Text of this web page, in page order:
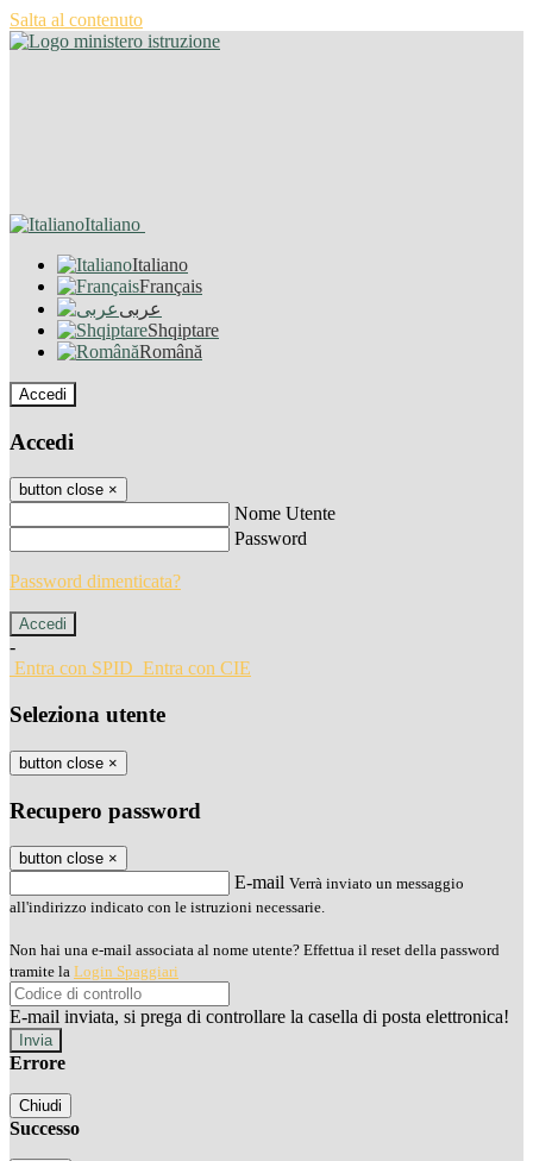
Salta al contenuto
Italiano
Italiano
Français
عربى
Shqiptare
Română
Accedi
Accedi
button close ×
Nome Utente
Password
Password dimenticata?
-
Entra con SPID Entra con CIE
Seleziona utente
button close ×
Recupero password
button close ×
E-mail Verrà inviato un messaggio
all'indirizzo indicato con le istruzioni necessarie.
Non hai una e-mail associata al nome utente? Effettua il reset della password
tramite la Login Spaggiari
E-mail inviata, si prega di controllare la casella di posta elettronica!
Errore
Chiudi
Successo